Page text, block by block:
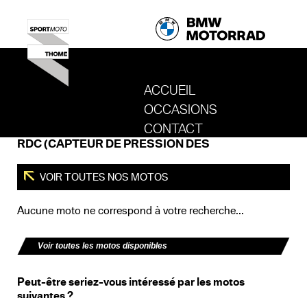
ACCUEIL
REVENIR AU SITE DE SPORT MOTO
OCCASIONS
CONTACT
RDC (CAPTEUR DE PRESSION DES
VOIR TOUTES NOS MOTOS
Aucune moto ne correspond à votre recherche...
Voir toutes les motos disponibles
Peut-être seriez-vous intéressé par les motos